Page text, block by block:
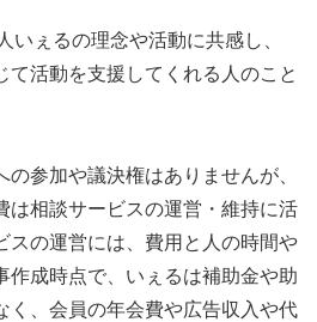
いぇるの理念や活動に共感し、
て活動を支援してくれる人のこと
参加や議決権はありませんが、
は相談サービスの運営・維持に活
スの運営には、費用と人の時間や
作成時点で、いぇるは補助金や助
く、会員の年会費や広告収入や代